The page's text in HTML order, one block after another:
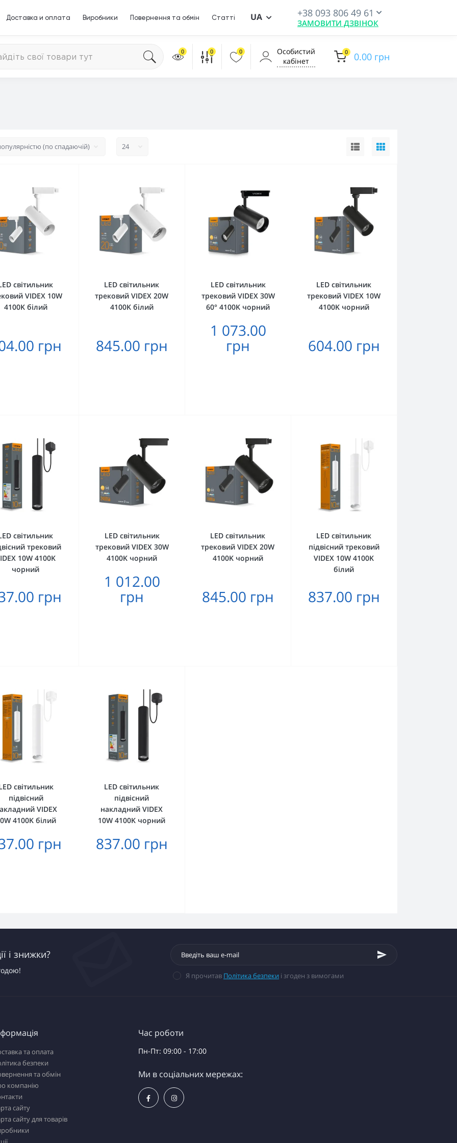
Доставка и оплата Виробники Повернення та обмін Статті UA +38 093 806 49 61
ЗАМОВИТИ ДЗВІНОК
0 0 0
Особистий
кабінет
0 0.00 грн
світильник
VIDEX 10W
4100K білий
грн
LED світильник
трековий VIDEX 20W
4100K білий
845.00 грн
LED світильник
трековий VIDEX 30W
60° 4100K чорний
1 073.00
грн
LED світильник
трековий VIDEX 10W
4100K чорний
604.00 грн
світильник
трековий
10W 4100K
чорний
грн
LED світильник
трековий VIDEX 30W
4100K чорний
1 012.00
грн
LED світильник
трековий VIDEX 20W
4100K чорний
845.00 грн
LED світильник
підвісний трековий
VIDEX 10W 4100K
білий
837.00 грн
світильник
підвісний
VIDEX
4100K білий
грн
LED світильник
підвісний
накладний VIDEX
10W 4100K чорний
837.00 грн
і знижки?
Я прочитав Політика безпеки і згоден з вимогами
та оплата
безпеки
та обмін
компанію
сайту
сайту для товарів
Час роботи
Пн-Пт: 09:00 - 17:00
Ми в соціальних мережах: